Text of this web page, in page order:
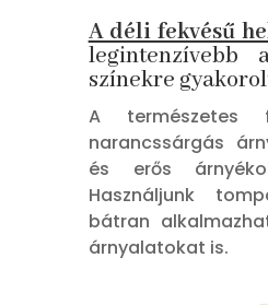
A déli fekvésű
legintenzívebb
színekre
A természetes
narancssárgás
és erős
Használjunk
bátran
árnyalatokat is.